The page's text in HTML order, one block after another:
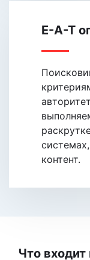
E-A-T
контент.
Что